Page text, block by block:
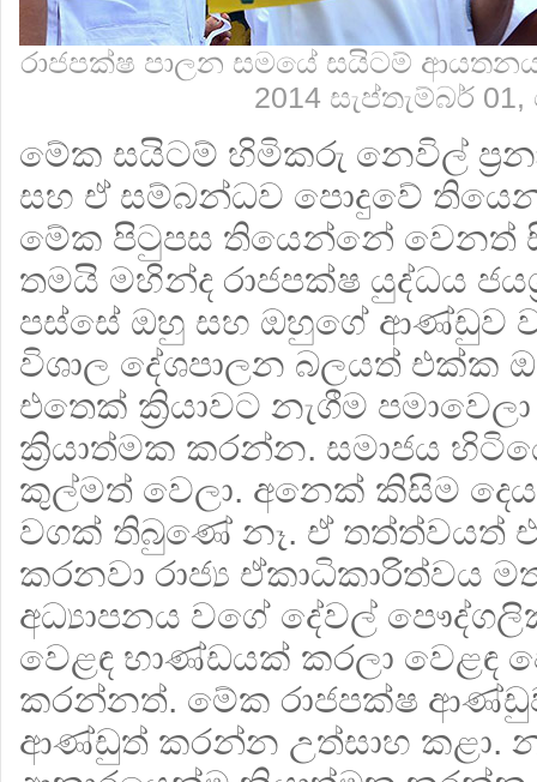
රාජපක්ෂ පාලන සමයේ සයිටම්
2014 සැප්තැම්බර්
මේක සයිටම් හිමිකරු නෙවිල්
සහ ඒ සම්බන්ධව පොදුවේ
මේක පිටුපස තියෙන්නේ වෙනත්
තමයි මහින්ද රාජපක්ෂ යුද්ධය
පස්සේ ඔහු සහ ඔහුගේ ආණ්ඩුව
විශාල දේශපාලන බලයත් එක්ක
එතෙක් ක්‍රියාවට නැගීම
ක්‍රියාත්මක කරන්න. සමාජය
කුල්මත් වෙලා. අනෙක් කිසිම
වගක් තිබුණේ නෑ. ඒ තත්ත්වයත්
කරනවා රාජ්‍ය ඒකාධිකාරිත්වය
අධ්‍යාපනය වගේ දේවල්
වෙළඳ භාණ්ඩයක් කරලා වෙළඳ
කරන්නත්. මේක රාජපක්ෂ
ආණ්ඩුත් කරන්න උත්සාහ කළා.